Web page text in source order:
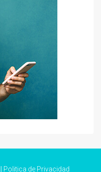
Politica de Privacidad